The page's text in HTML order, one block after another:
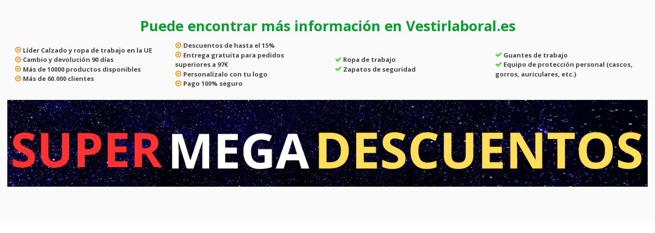
Puede encontrar más información en Vestirlaboral.es
Líder Calzado y ropa de trabajo en la UE
Cambio y devolución 90 días
Más de10000 productos disponibles
Más de 60.000 clientes
Descuentos de hasta el 15%
Entrega gratuita para pedidos
superiores a 97€
Personalízalo con tu logo
Pago 100% seguro
Ropa de trabajo
Zapatos de seguridad
Guantes de trabajo
Equipo de protección personal (cascos,
gorros, auriculares, etc.)